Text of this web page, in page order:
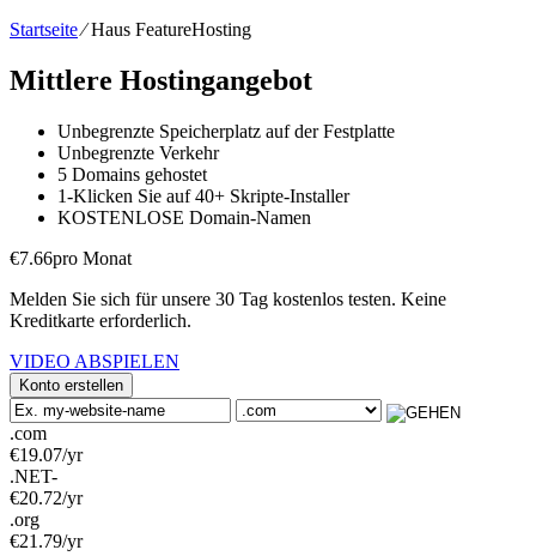
Startseite⁄Haus FeatureHosting
Mittlere Hostingangebot
Unbegrenzte Speicherplatz auf der Festplatte
Unbegrenzte Verkehr
5 Domains gehostet
1-Klicken Sie auf40+ Skripte-Installer
KOSTENLOSE Domain-Namen
€7.66pro Monat
Melden Sie sich für unsere 30 Tag kostenlos testen. Keine
Kreditkarte erforderlich.
VIDEO ABSPIELEN
Konto erstellen
.com
€19.07/yr
.NET-
€20.72/yr
.org
€21.79/yr